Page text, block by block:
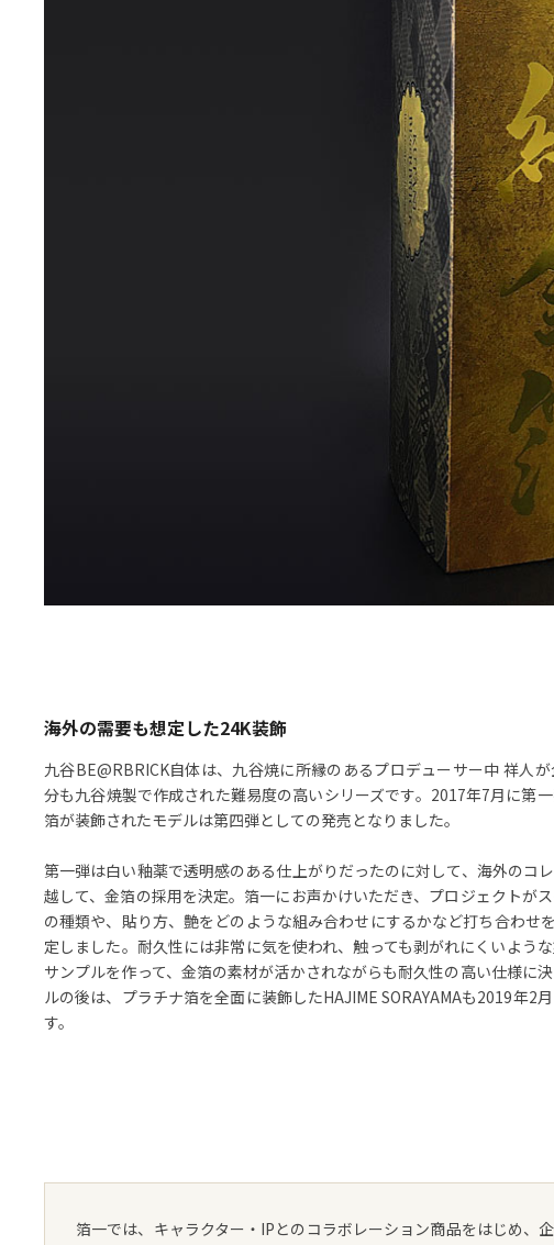
海外の需要も想定した24K装飾
九谷BE@RBRICK自体は、九谷焼に所縁のあるプロデューサー中 祥人
分も九谷焼製で作成された難易度の高いシリーズです。2017年7月に第
箔が装飾されたモデルは第四弾としての発売となりました。
第一弾は白い釉薬で透明感のある仕上がりだったのに対して、海外のコ
越して、金箔の採用を決定。箔一にお声かけいただき、プロジェクトが
の種類や、貼り方、艶をどのような組み合わせにするかなど打ち合わせ
定しました。耐久性には非常に気を使われ、触っても剥がれにくいよう
サンプルを作って、金箔の素材が活かされながらも耐久性の高い仕様に
ルの後は、プラチナ箔を全面に装飾したHAJIME SORAYAMAも2019年2
す。
箔一では、キャラクター・IPとのコラボレーション商品をはじめ、